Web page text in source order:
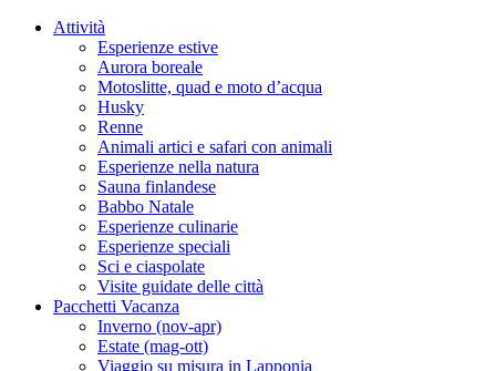
Attività
Esperienze estive
Aurora boreale
Motoslitte, quad e moto d’acqua
Husky
Renne
Animali artici e safari con animali
Esperienze nella natura
Sauna finlandese
Babbo Natale
Esperienze culinarie
Esperienze speciali
Sci e ciaspolate
Visite guidate delle città
Pacchetti Vacanza
Inverno (nov-apr)
Estate (mag-ott)
Viaggio su misura in Lapponia